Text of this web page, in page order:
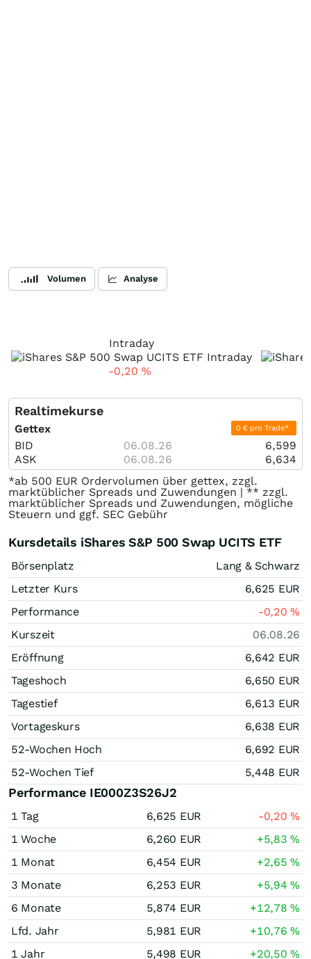
Volumen Analyse
Intraday
-0,20 %
Realtimekurse
Gettex 0 € pro Trade*
BID 06.08.26
6,599
ASK
06.08.26
6,634
*ab 500 EUR Ordervolumen über gettex, zzgl.
marktüblicher Spreads und Zuwendungen | ** zzgl.
marktüblicher Spreads und Zuwendungen, mögliche
Steuern und ggf. SEC Gebühr
Kursdetails iShares S&P 500 Swap UCITS ETF
Börsenplatz
Lang & Schwarz
Letzter Kurs
6,625 EUR
Performance
-0,20%
Kurszeit
06.08.26
Eröffnung
6,642 EUR
Tageshoch
6,650 EUR
Tagestief
6,613 EUR
Vortageskurs
6,638 EUR
52-Wochen Hoch
6,692 EUR
52-Wochen Tief
5,448 EUR
Performance IE000Z3S26J2
1 Tag 6,625 EUR -0,20%
1 Woche
6,260 EUR +5,83%
1 Monat
6,454 EUR +2,65%
3 Monate
6,253 EUR +5,94%
6 Monate
5,874 EUR +12,78%
Lfd. Jahr
5,981 EUR +10,76%
1 Jahr
5,498 EUR +20,50%